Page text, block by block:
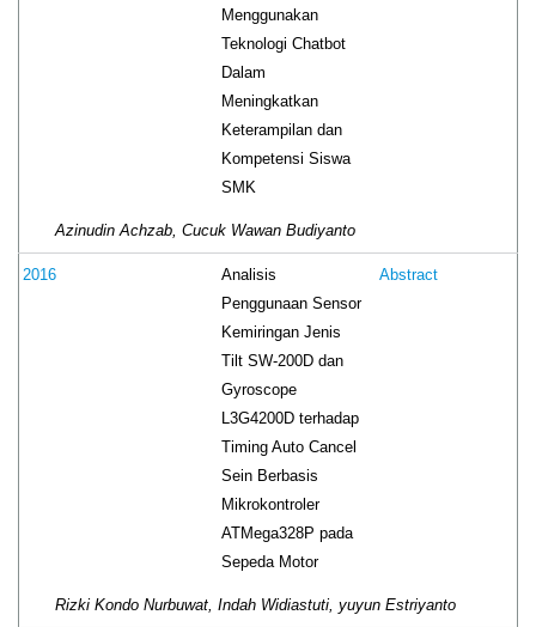
Menggunakan
Teknologi Chatbot
Dalam
Meningkatkan
Keterampilan dan
Kompetensi Siswa
SMK
Azinudin Achzab, Cucuk Wawan Budiyanto
2016
Analisis
Penggunaan Sensor
Kemiringan Jenis
Tilt SW-200D dan
Gyroscope
L3G4200D terhadap
Timing Auto Cancel
Sein Berbasis
Mikrokontroler
ATMega328P pada
Sepeda Motor
Abstract
Rizki Kondo Nurbuwat, Indah Widiastuti, yuyun Estriyanto